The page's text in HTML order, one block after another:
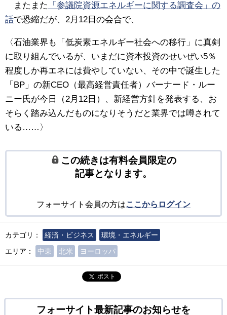
またまた
「参議院資源エネルギーに関する調査会」の
話で恐縮だが、2月12日の会合で、
〈石油業界も「低炭素エネルギー社会への移行」に真剣
に取り組んでいるが、いまだに資本投資のせいぜい5％
程度しか再エネには費やしていない、その中で誕生した
「BP」の新CEO（最高経営責任者）バーナード・ルー
ニー氏が今日（2月12日）、新経営方針を発表する、お
そらく踏み込んだものになりそうだと業界では噂されて
いる……〉
この続きは有料会員限定の
記事となります。
フォーサイト会員の方はここからログイン
カテゴリ： 経済・ビジネス
環境・エネルギー
エリア：
中東 北米 ヨーロッパ
ポスト
フォーサイト最新記事のお知らせを